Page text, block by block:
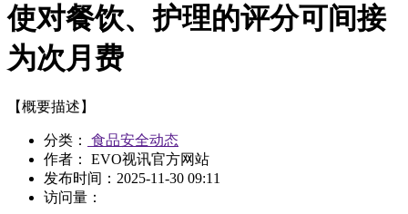
使对餐饮、护理的评分可间接
为次月费
【概要描述】
分类：
食品安全动态
作者： EVO视讯官方网站
发布时间： 2025-11-30 09:11
访问量：